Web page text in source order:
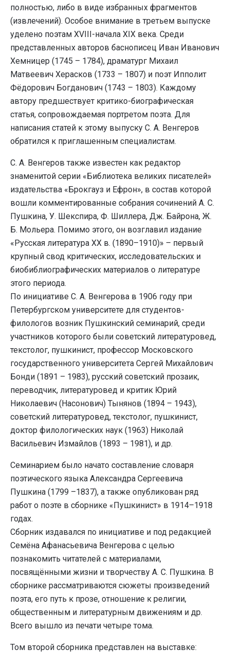
полностью, либо в виде избранных фрагментов
(извлечений). Особое внимание в третьем выпуске
уделено поэтам XVIII-начала XIX века. Среди
представленных авторов баснописец Иван Иванович
Хемницер (1745 – 1784), драматург Михаил
Матвеевич Херасков (1733 – 1807) и поэт Ипполит
Фёдорович Богданович (1743 – 1803). Каждому
автору предшествует критико-биографическая
статья, сопровождаемая портретом поэта. Для
написания статей к этому выпуску С. А. Венгеров
обратился к приглашенным специалистам.
С. А. Венгеров также известен как редактор
знаменитой серии «Библиотека великих писателей»
издательства «Брокгауз и Ефрон», в состав которой
вошли комментированные собрания сочинений А. С.
Пушкина, У. Шекспира, Ф. Шиллера, Дж. Байрона, Ж.
Б. Мольера. Помимо этого, он возглавил издание
«Русская литература XX в. (1890–1910)» – первый
крупный свод критических, исследовательских и
биобиблиографических материалов о литературе
этого периода.
По инициативе С. А. Венгерова в 1906 году при
Петербургском университете для студентов-
филологов возник Пушкинский семинарий, среди
участников которого были советский литературовед,
текстолог, пушкинист, профессор Московского
государственного университета Сергей Михайлович
Бонди (1891 – 1983), русский советский прозаик,
переводчик, литературовед и критик Юрий
Николаевич (Насонович) Тынянов (1894 – 1943),
советский литературовед, текстолог, пушкинист,
доктор филологических наук (1963) Николай
Васильевич Измайлов (1893 – 1981), и др.
Семинарием было начато составление словаря
поэтического языка Александра Сергеевича
Пушкина (1799 –1837), а также опубликован ряд
работ о поэте в сборнике «Пушкинист» в 1914–1918
годах.
Сборник издавался по инициативе и под редакцией
Семёна Афанасьевича Венгерова с целью
познакомить читателей с материалами,
посвящёнными жизни и творчеству А. С. Пушкина. В
сборнике рассматриваются сюжеты произведений
поэта, его путь к прозе, отношение к религии,
общественным и литературным движениям и др.
Всего вышло из печати четыре тома.
Том второй сборника представлен на выставке: